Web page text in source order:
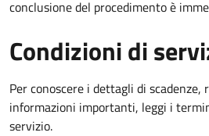
conclusione del procedimento è
Condizioni di
Per conoscere i dettagli di
informazioni importanti, leggi i
servizio.